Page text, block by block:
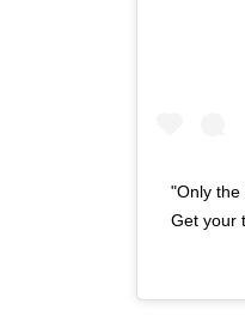
"Only the
Get your